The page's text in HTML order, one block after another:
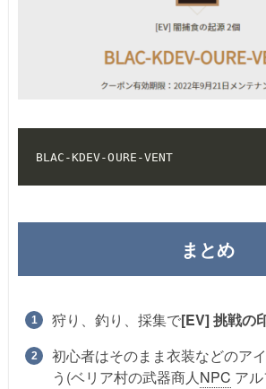
BLAC-KDEV-OURE-VENT
まとめ
狩り、釣り、採集で[EV] 挑戦の
初心者はそのまま衣装などのア
う(ベリア村の武器商人NPC ア